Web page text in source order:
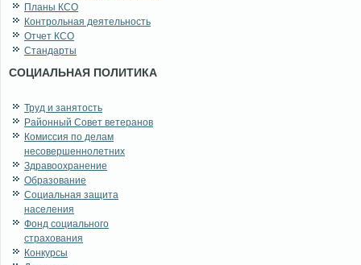
Планы КСО
Контрольная деятельность
Отчет КСО
Стандарты
СОЦИАЛЬНАЯ ПОЛИТИКА
Труд и занятость
Районный Совет ветеранов
Комиссия по делам
несовершеннолетних
Здравоохранение
Образование
Социальная защита
населения
Фонд социального
страхования
Конкурсы